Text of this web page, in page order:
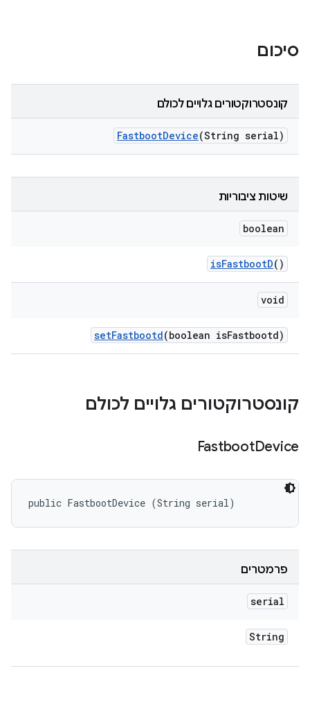
סיכום
קונסטרוקטורים גלויים לכולם
FastbootDevice(String serial)
שיטות ציבוריות
boolean
isFastbootD()
void
setFastbootd(boolean isFastbootd)
קונסטרוקטורים גלויים לכולם
FastbootDevice
public FastbootDevice (String serial)
פרמטרים
serial
String